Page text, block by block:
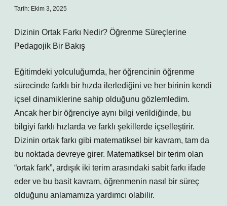
Tarih: Ekim 3, 2025
Dizinin Ortak Farkı Nedir? Öğrenme Süreçlerine
Pedagojik Bir Bakış
Eğitimdeki yolculuğumda, her öğrencinin öğrenme
sürecinde farklı bir hızda ilerlediğini ve her birinin kendi
içsel dinamiklerine sahip olduğunu gözlemledim.
Ancak her bir öğrenciye aynı bilgi verildiğinde, bu
bilgiyi farklı hızlarda ve farklı şekillerde içselleştirir.
Dizinin ortak farkı gibi matematiksel bir kavram, tam da
bu noktada devreye girer. Matematiksel bir terim olan
“ortak fark”, ardışık iki terim arasındaki sabit farkı ifade
eder ve bu basit kavram, öğrenmenin nasıl bir süreç
olduğunu anlamamıza yardımcı olabilir.